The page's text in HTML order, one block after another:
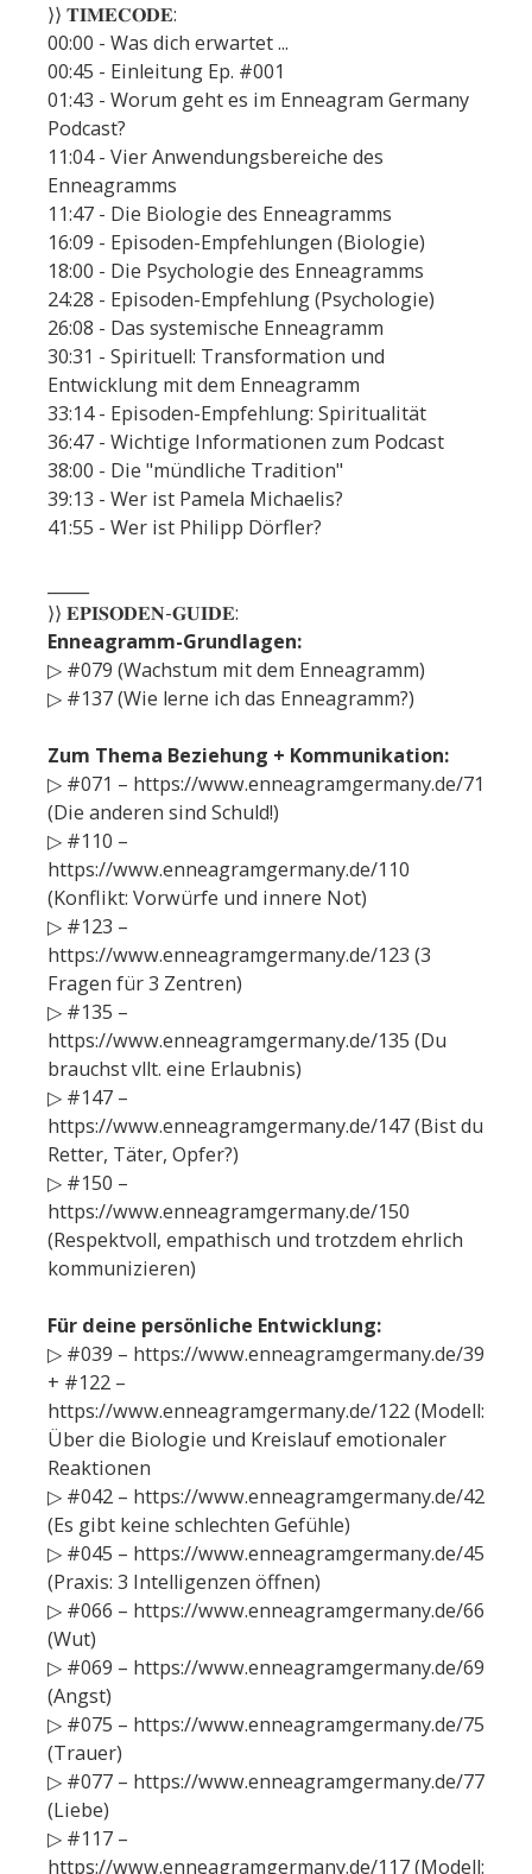
⟩⟩ 𝐓𝐈𝐌𝐄𝐂𝐎𝐃𝐄:
00:00 - Was dich erwartet ...
00:45 - Einleitung Ep. #001
01:43 - Worum geht es im Enneagram Germany
Podcast?
11:04 - Vier Anwendungsbereiche des
Enneagramms
11:47 - Die Biologie des Enneagramms
16:09 - Episoden-Empfehlungen (Biologie)
18:00 - Die Psychologie des Enneagramms
24:28 - Episoden-Empfehlung (Psychologie)
26:08 - Das systemische Enneagramm
30:31 - Spirituell: Transformation und
Entwicklung mit dem Enneagramm
33:14 - Episoden-Empfehlung: Spiritualität
36:47 - Wichtige Informationen zum Podcast
38:00 - Die "mündliche Tradition"
39:13 - Wer ist Pamela Michaelis?
41:55 - Wer ist Philipp Dörfler?
⟩⟩ 𝐄𝐏𝐈𝐒𝐎𝐃𝐄𝐍-𝐆𝐔𝐈𝐃𝐄:
Enneagramm-Grundlagen:
▷ #079 (Wachstum mit dem Enneagramm)
▷ #137 (Wie lerne ich das Enneagramm?)
Zum Thema Beziehung + Kommunikation:
▷ #071 – https://www.enneagramgermany.de/71
(Die anderen sind Schuld!)
▷ #110 –
https://www.enneagramgermany.de/110
(Konflikt: Vorwürfe und innere Not)
▷ #123 –
https://www.enneagramgermany.de/123 (3
Fragen für 3 Zentren)
▷ #135 –
https://www.enneagramgermany.de/135 (Du
brauchst vllt. eine Erlaubnis)
▷ #147 –
https://www.enneagramgermany.de/147 (Bist du
Retter, Täter, Opfer?)
▷ #150 –
https://www.enneagramgermany.de/150
(Respektvoll, empathisch und trotzdem ehrlich
kommunizieren)
Für deine persönliche Entwicklung:
▷ #039 – https://www.enneagramgermany.de/39
+ #122 –
https://www.enneagramgermany.de/122 (Modell:
Über die Biologie und Kreislauf emotionaler
Reaktionen
▷ #042 – https://www.enneagramgermany.de/42
(Es gibt keine schlechten Gefühle)
▷ #045 – https://www.enneagramgermany.de/45
(Praxis: 3 Intelligenzen öffnen)
▷ #066 – https://www.enneagramgermany.de/66
(Wut)
▷ #069 – https://www.enneagramgermany.de/69
(Angst)
▷ #075 – https://www.enneagramgermany.de/75
(Trauer)
▷ #077 – https://www.enneagramgermany.de/77
(Liebe)
▷ #117 –
https://www.enneagramgermany.de/117 (Modell: